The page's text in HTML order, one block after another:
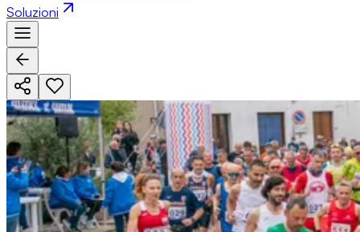
Soluzioni